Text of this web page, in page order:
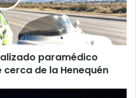
paramédico
de la Henequén